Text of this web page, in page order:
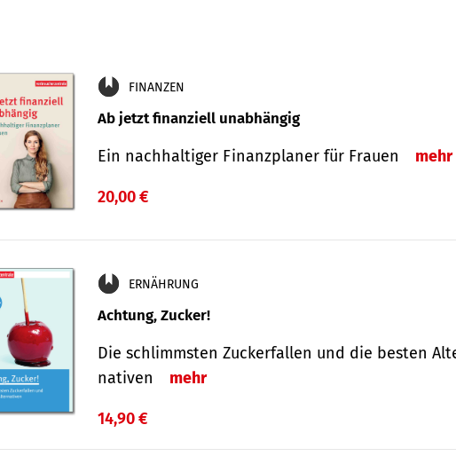
FINANZEN
Ab jetzt finanziell unabhängig
Ein nachhaltiger Finanzplaner für Frauen mehr
20,00 €
ERNÄHRUNG
Achtung, Zucker!
Die schlimmsten Zucker­fallen und die besten
nativen
mehr
14,90 €